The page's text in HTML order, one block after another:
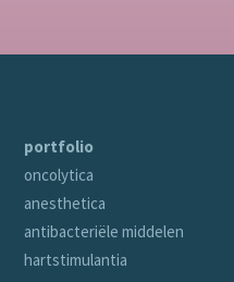
portfolio
oncolytica
anesthetica
antibacteriële middelen
hartstimulantia